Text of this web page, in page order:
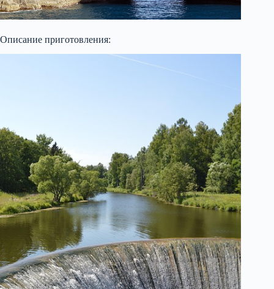
Описание приготовления: